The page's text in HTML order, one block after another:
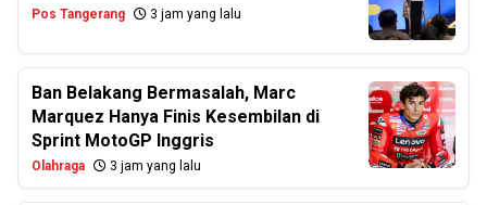
Pos Tangerang 3 jam yang lalu
Ban Belakang Bermasalah, Marc
Marquez Hanya Finis Kesembilan di
Sprint MotoGP Inggris
Olahraga 3 jam yang lalu